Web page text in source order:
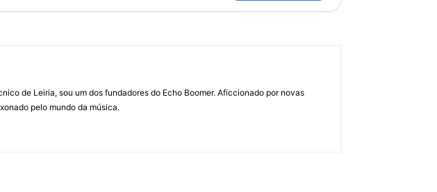
de Leiria, sou um dos fundadores do Echo Boomer. Aficcionado por novas
pelo mundo da música.